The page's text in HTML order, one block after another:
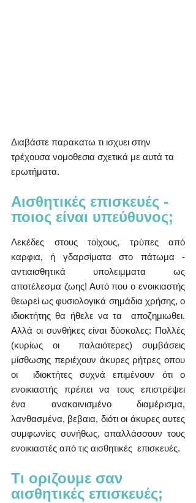
Διαβάστε παρακατω τι ισχυει στην
τρέχουσα νομοθεσια σχετικά με αυτά τα
ερωτήματα.
Αισθητικές επισκευές -
ποιος είναι υπεύθυνος;
Λεκέδες στους τοίχους, τρύπες από
καρφια, ή γδαρσίματα στο πάτωμα -
αντιαισθητικά υπολειμματα ως
αποτέλεσμα ζωης! Αυτό που ο ενοικιαστής
θεωρεί ως φυσιολογικά σημάδια χρήσης, ο
ιδιοκτήτης θα ήθελε να τα  αποζημιωθει.
Αλλά οι συνθήκες είναι δύσκολες: Πολλές
(κυρίως οι  παλαιότερες) συμβάσεις
μίσθωσης περιέχουν άκυρες ρήτρες οπου
οι  ιδιοκτήτες συχνά επιμένουν ότι ο
ενοικιαστής πρέπει να τους επιστρέψει
ένα ανακαινισμένο διαμέρισμα,
λανθασμένα, βεβαια, διότι οι άκυρες αυτες
συμφωνίες συνήθως, απαλλάσσουν τους
ενοικιαστές από τις αισθητικές  επισκευές.
Τι οριζουμε σαν
αισθητικές επισκευές;